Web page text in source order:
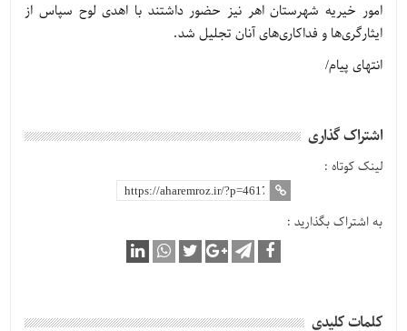
امور خیریه شهرستان اهر نیز حضور داشتند با اهدی لوح سپاس از
ایثارگری‌ها و فداکاری‌های آنان تجلیل شد.
انتهای پیام/
اشتراک گذاری
لینک کوتاه :
به اشتراک بگذارید :
کلمات کلیدی